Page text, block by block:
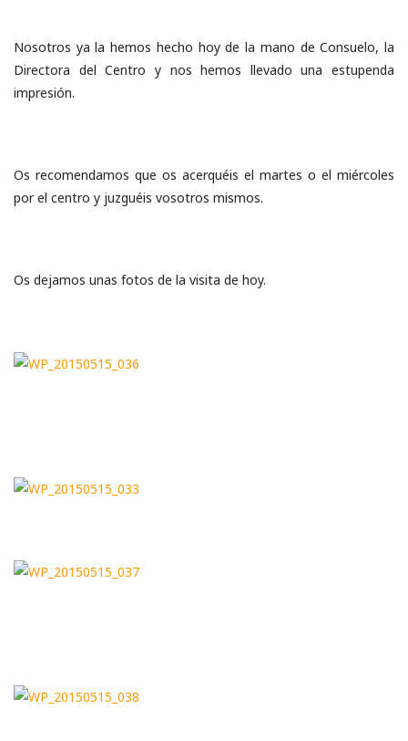
Nosotros ya la hemos hecho hoy de la mano de Consuelo, la
Directora del Centro y nos hemos llevado una estupenda
impresión.
Os recomendamos que os acerquéis el martes o el miércoles
por el centro y juzguéis vosotros mismos.
Os dejamos unas fotos de la visita de hoy.